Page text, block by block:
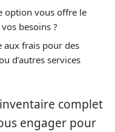
option vous offre le
besoins ?
aux frais pour des
d’autres services
complet
engager pour